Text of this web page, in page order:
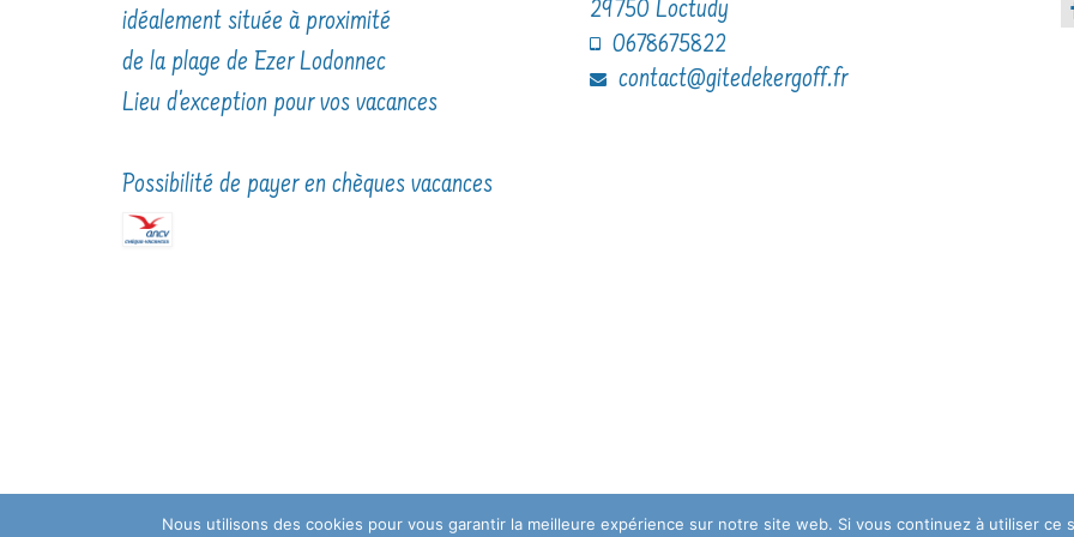
idéalement située à proximité
de la plage de Ezer Lodonnec
Lieu d'exception pour vos vacances
Possibilité de payer en chèques vacances
29750 Loctudy
0678675822
contact@gitedekergoff.fr
Nous utilisons des cookies pour vous garantir la meilleure expérience sur notre site web. Si vous continuez à utiliser